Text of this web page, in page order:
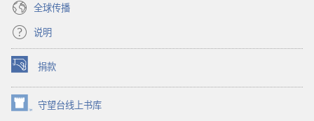
全球传播
说明
捐款
（打
开
新
窗
守望台线上书库
（打